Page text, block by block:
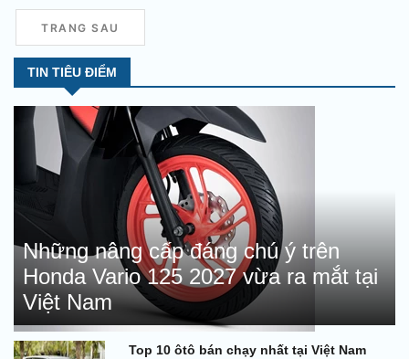
TRANG SAU
TIN TIÊU ĐIỂM
Những nâng cấp đáng chú ý trên
Honda Vario 125 2027 vừa ra mắt tại
Việt Nam
Top 10 ôtô bán chạy nhất tại Việt Nam